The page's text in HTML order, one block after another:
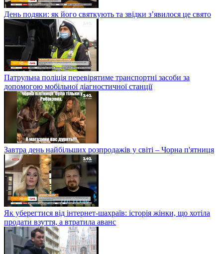
День подяки: як його святкують та звідки з’явилося це свято
Патрульна поліція перевірятиме транспортні засоби за
допомогою мобільної діагностичної станції
Завтра день найбільших розпродажів у світі – Чорна п'ятниця
Як уберегтися від інтернет-шахраїв: історія жінки, що хотіла
продати взуття, а втратила аванс